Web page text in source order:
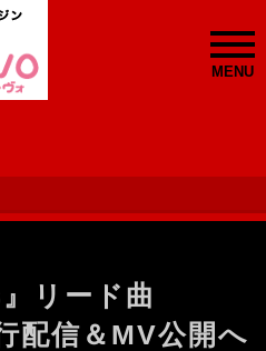
MENU
リード曲
配信＆MV公開へ